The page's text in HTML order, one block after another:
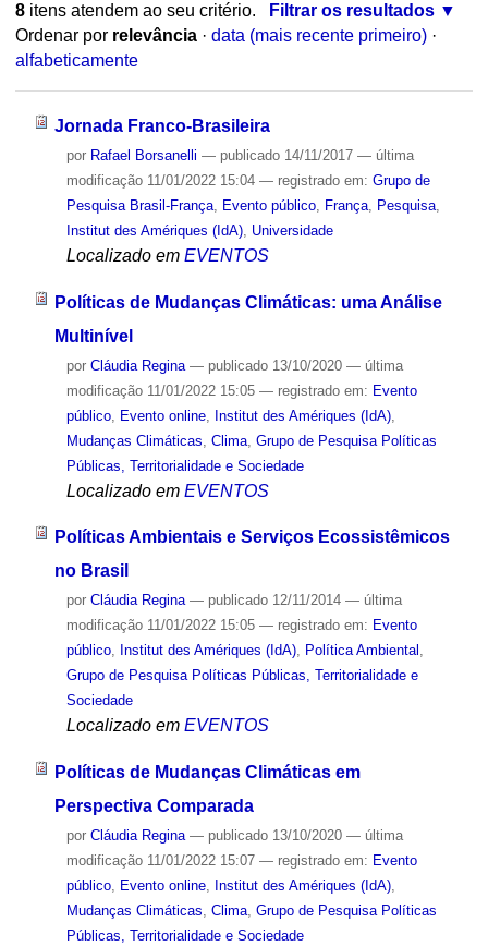
8itens atendem ao seu critério.
Filtrar os resultados
Ordenar por relevância · data (mais recente primeiro) ·
alfabeticamente
Jornada Franco-Brasileira
por Rafael Borsanelli — publicado14/11/2017 — última
modificação11/01/2022 15:04 — registrado em: Grupo de
Pesquisa Brasil-França, Evento público, França, Pesquisa,
Institut des Amériques (IdA), Universidade
Localizado em EVENTOS
Políticas de Mudanças Climáticas: uma Análise
Multinível
por Cláudia Regina — publicado13/10/2020 — última
modificação11/01/2022 15:05 — registrado em: Evento
público, Evento online, Institut des Amériques (IdA),
Mudanças Climáticas Clima, Grupo de Pesquisa Políticas
Públicas, Territorialidade e Sociedade
Localizado em EVENTOS
Políticas Ambientais e Serviços Ecossistêmicos
no Brasil
por Cláudia Regina — publicado12/11/2014 — última
modificação11/01/2022 15:05 — registrado em: Evento
público, Institut des Amériques (IdA), Política Ambiental ,
Grupo de Pesquisa Políticas Públicas, Territorialidade e
Sociedade
Localizado em EVENTOS
Políticas de Mudanças Climáticas em
Perspectiva Comparada
por Cláudia Regina — publicado13/10/2020 — última
modificação11/01/2022 15:07 — registrado em: Evento
público, Evento online, Institut des Amériques (IdA),
Mudanças Climáticas, Clima, Grupo de Pesquisa Políticas
Públicas, Territorialidade e Sociedade